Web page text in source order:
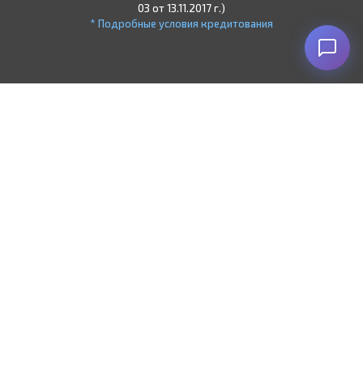
03 от 13.11.2017 г.)
* Подробные условия кредитования